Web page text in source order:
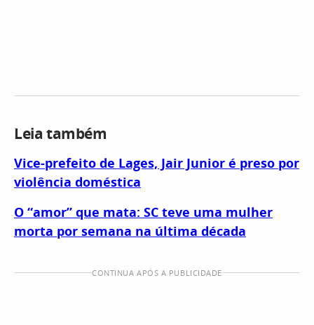
Leia também
Vice-prefeito de Lages, Jair Junior é preso por
violência doméstica
O “amor” que mata: SC teve uma mulher
morta por semana na última década
CONTINUA APÓS A PUBLICIDADE